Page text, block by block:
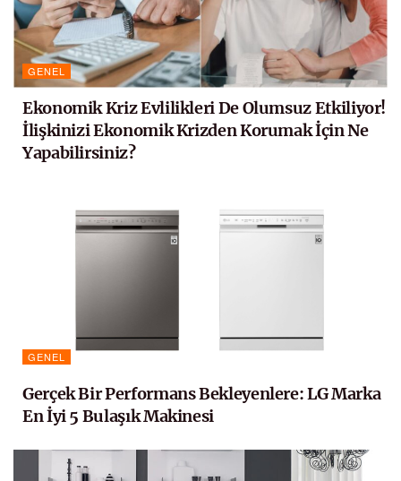
GENEL
Ekonomik Kriz Evlilikleri De Olumsuz Etkiliyor!
İlişkinizi Ekonomik Krizden Korumak İçin Ne
Yapabilirsiniz?
GENEL
Gerçek Bir Performans Bekleyenlere: LG Marka
En İyi 5 Bulaşık Makinesi